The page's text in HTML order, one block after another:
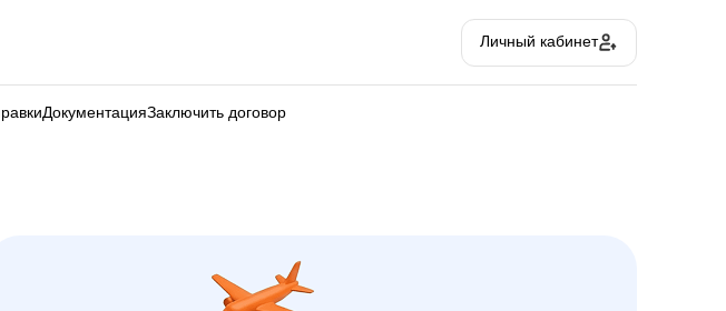
Личный кабинет
ДокументацияЗаключить договор